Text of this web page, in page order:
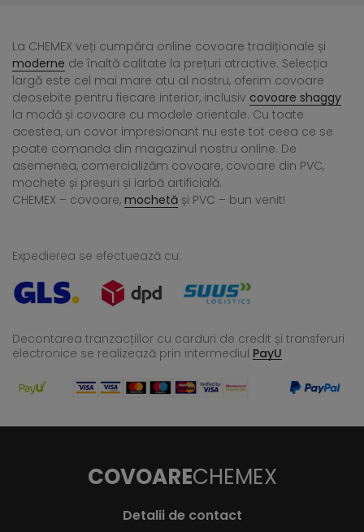
La CHEMEX veți cumpăra online covoare tradiționale și
moderne de înaltă calitate la prețuri atractive. Selecția
largă este cel mai mare atu al nostru, oferim covoare
deosebite pentru fiecare interior, inclusiv covoare shaggy
la modă și covoare cu modele orientale. Cu toate
acestea, un covor impresionant nu este tot ceea ce se
poate comanda din magazinul nostru online. De
asemenea, comercializăm covoare, covoare din PVC,
mochete și preșuri și iarbă artificială.
CHEMEX – covoare, mochetă și PVC – bun venit!
Expedierea se efectuează cu:
Decontarea tranzacțiilor cu carduri de credit și transferuri
electronice se realizează prin intermediul PayU
COVOARECHEMEX
Detalii de contact